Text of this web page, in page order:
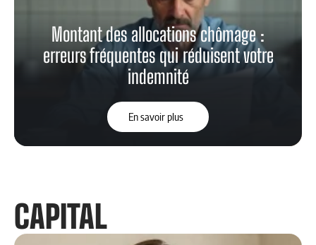
Montant des allocations chômage :
erreurs fréquentes qui réduisent votre
indemnité
En savoir plus
CAPITAL